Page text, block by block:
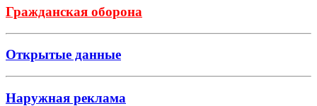
Гражданская оборона
Открытые данные
Наружная реклама